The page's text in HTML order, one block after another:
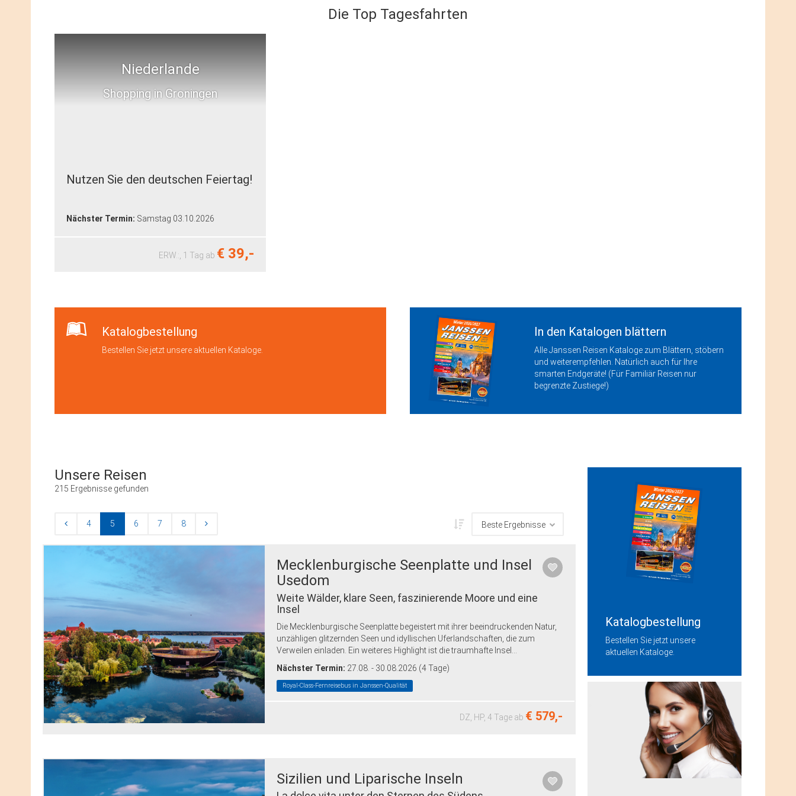
Die Top Tagesfahrten
Niederlande
Shopping in Groningen
Nutzen Sie den deutschen Feiertag!
Nächster Termin: Samstag 03.10.2026
ERW.:, 1 Tag ab € 39,-
Katalogbestellung
Bestellen Sie jetzt unsere aktuellen Kataloge.
In den Katalogen blättern
Alle Janssen Reisen Kataloge zum Blättern, stöbern
und weiterempfehlen. Natürlich auch für Ihre
smarten Endgeräte! (Für Familiär Reisen nur
begrenzte Zustiege!)
Unsere Reisen
215 Ergebnisse gefunden
4 5 6 7 8
Mecklenburgische Seenplatte und Insel
Usedom
Weite Wälder, klare Seen, faszinierende Moore und eine
Insel
Die Mecklenburgische Seenplatte begeistert mit ihrer beeindruckenden Natur,
unzähligen glitzernden Seen und idyllischen Uferlandschaften, die zum
Verweilen einladen. Ein weiteres Highlight ist die traumhafte Insel...
Nächster Termin: 27.08. - 30.08.2026 (4 Tage)
Royal-Class-Fernreisebus in Janssen-Qualität
DZ, HP, 4 Tage ab € 579,-
Sizilien und Liparische Inseln
Katalogbestellung
Bestellen Sie jetzt unsere
aktuellen Kataloge.